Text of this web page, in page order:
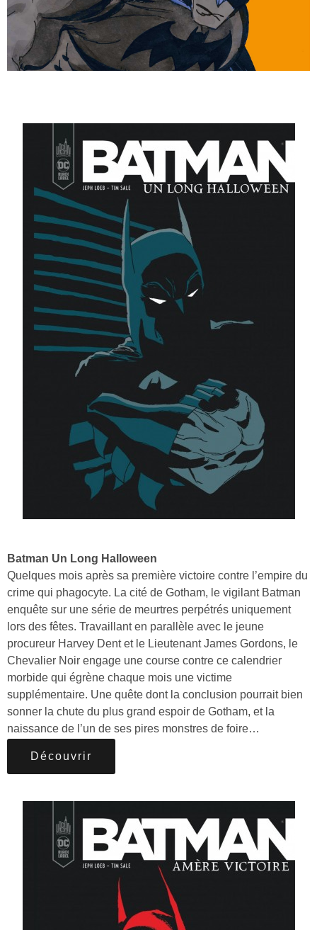
Batman Un Long Halloween
Quelques mois après sa première victoire contre l’empire du
crime qui phagocyte. La cité de Gotham, le vigilant Batman
enquête sur une série de meurtres perpétrés uniquement
lors des fêtes. Travaillant en parallèle avec le jeune
procureur Harvey Dent et le Lieutenant James Gordons, le
Chevalier Noir engage une course contre ce calendrier
morbide qui égrène chaque mois une victime
supplémentaire. Une quête dont la conclusion pourrait bien
sonner la chute du plus grand espoir de Gotham, et la
naissance de l’un de ses pires monstres de foire…
Découvrir